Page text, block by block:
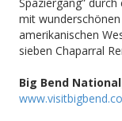
mit
amerikanischen
sieben Chaparral
Big Bend